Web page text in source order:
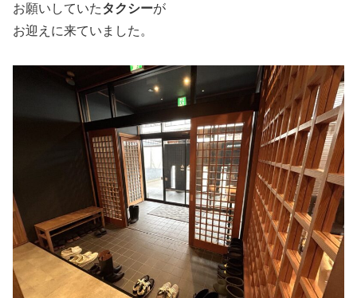
お願いしていたタクシーが
お迎えに来ていました。